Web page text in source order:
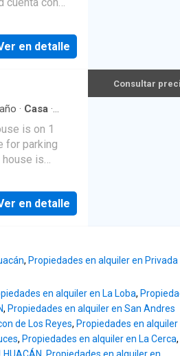
cuenta con
y transporte.
Sala y
tiendas,
la
destaca por
lo
o personas
en detalle
· Casa ·
is on 1
for parking
house is
en detalle
Consultar
, Propiedades en alquiler en Privada
en alquiler en La Loba,
, Propiedades en alquiler en San Andres
de Los Reyes, Propiedades en alquiler
, Propiedades en alquiler en La Cerca,